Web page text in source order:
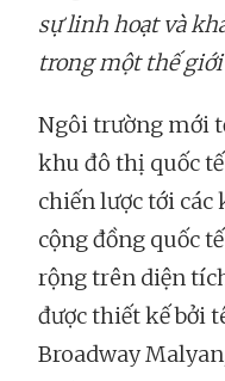
sự linh hoạt và
trong một thế
Ngôi trường mới
khu đô thị quốc
chiến lược tới các
cộng đồng quốc
rộng trên diện
được thiết kế bởi
Broadway